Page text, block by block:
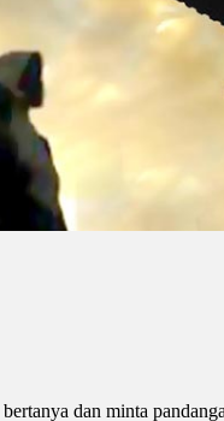
dan minta